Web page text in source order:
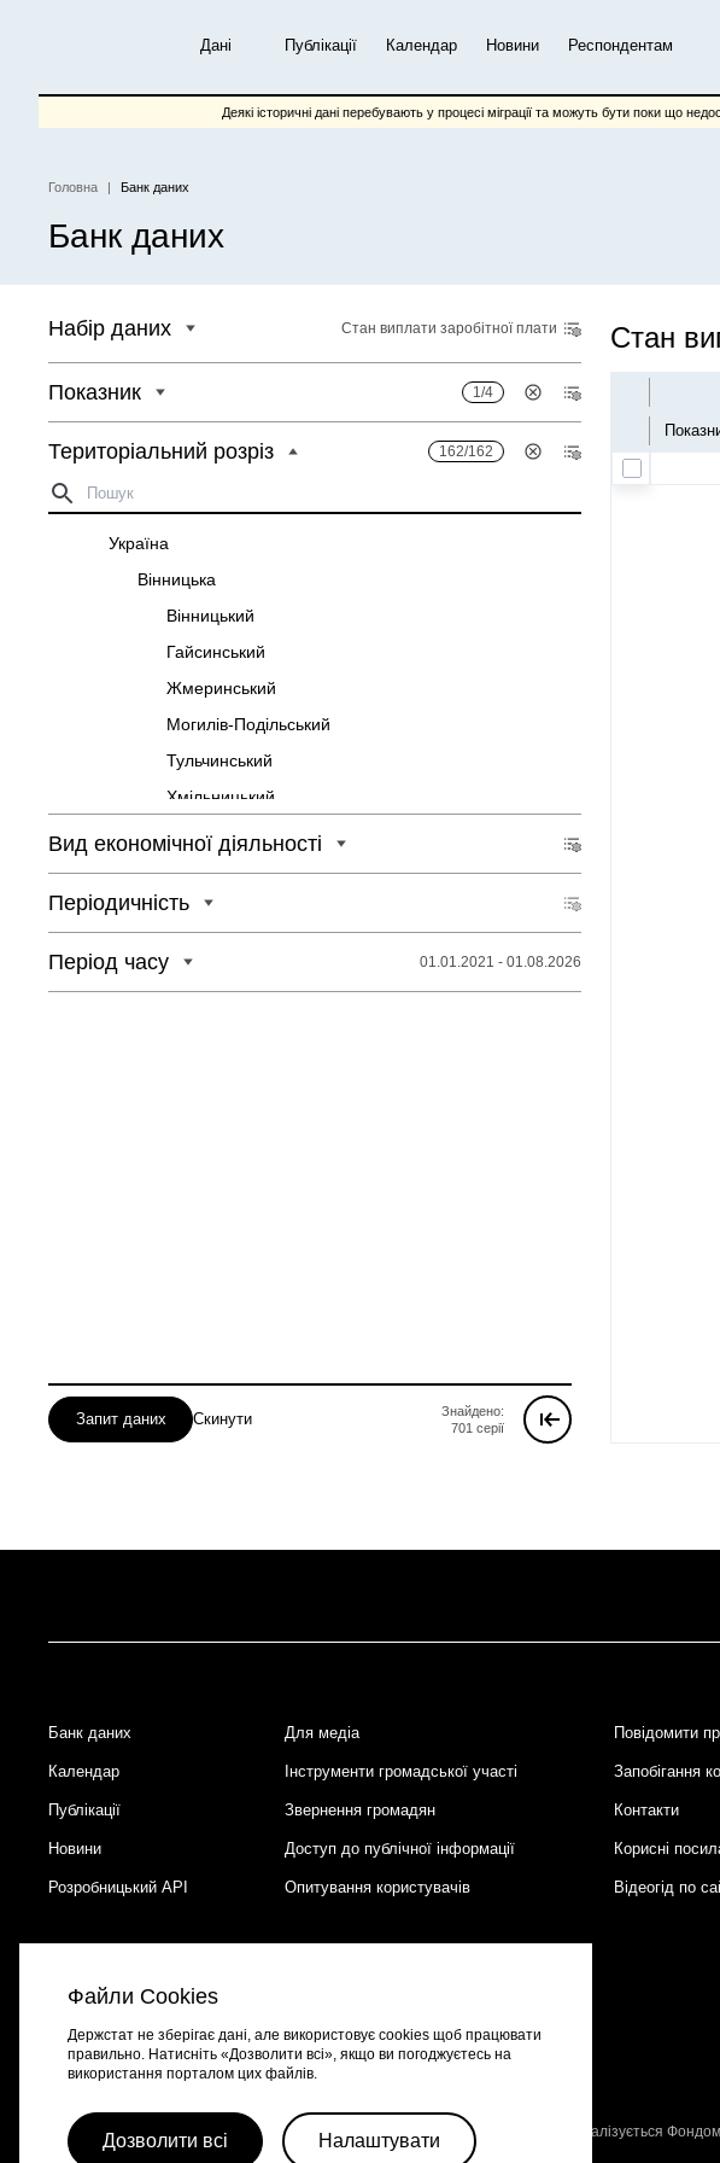
Дані Публікації Календар Новини Респондентам
Деякі історичні дані перебувають у процесі міграції та можуть бути поки що
Рядок
навіґації
Головна Банк даних
Банк даних
Набір даних Стан виплати заробітної плати
Показник 1/4
Територіальний розріз 162/162
Україна
Вінницька
Вінницький
Гайсинський
Жмеринський
Могилів-Подільський
Тульчинський
Хмільницький
Волинська
Володимирський
Камінь-Каширський
Вид економічної діяльності
Періодичність
Період часу 01.01.2021 - 01.08.2026
Запит даних Скинути
Знайдено:
701 серії
Стан
Footer
Банк даних Для медіа Повідомити
Календар Інструменти громадської участі Запобігання
Публікації Звернення громадян Контакти
Новини Доступ до публічної інформації Корисні
Розробницький API Опитування користувачів Відеогід по
Портал створено за підтримки швейцарсько-української програми , що реалізується
Файли Cookies
Держстат не зберігає дані, але використовує cookies щоб працювати
правильно. Натисніть «Дозволити всі», якщо ви погоджуєтесь на
використання порталом цих файлів.
Дозволити всі Налаштувати